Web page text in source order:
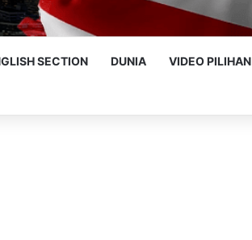
SECTION DUNIA VIDEO PILIHAN